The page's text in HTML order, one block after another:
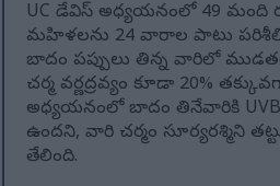
UC డేవిస్ అధ్యయనంలో 49 మంది
మహిళలను 24 వారాల పాటు
బాదం పప్పులు తిన్న వారిలో
చర్మ వర్ణద్రవ్యం కూడా 20%
అధ్యయనంలో బాదం తినేవారికి UVB
ఉందని, వారి చర్మం సూర్యరశ్మిని
తేలింది.